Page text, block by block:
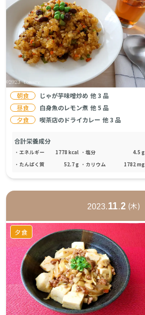
朝食 じゃが芋味噌炒め 他3 品
昼食
白身魚のレモン煮 他5 品
夕食
喫茶店のドライカレー 他3 品
合計栄養成分
・ エネルギー 1778 kcal
・ たんぱく質 52.7g
・ 塩分 4.5 g
・ カリウム 1782mg
2023.11.2 (木)
夕食